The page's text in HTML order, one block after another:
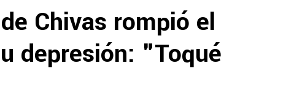
Chivas rompió el
depresión: "Toqué